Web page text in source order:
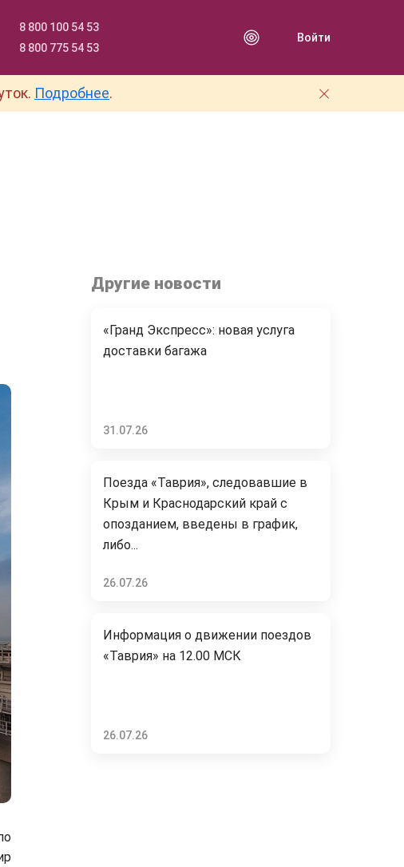
8 800 100 54 53
8 800 775 54 53
Войти
Подробнее.
Другие новости
«Гранд Экспресс»: новая услуга
доставки багажа
31.07.26
Поезда «Таврия», следовавшие в
Крым и Краснодарский край с
опозданием, введены в график,
либо...
26.07.26
Информация о движении поездов
«Таврия» на 12.00 МСК
26.07.26